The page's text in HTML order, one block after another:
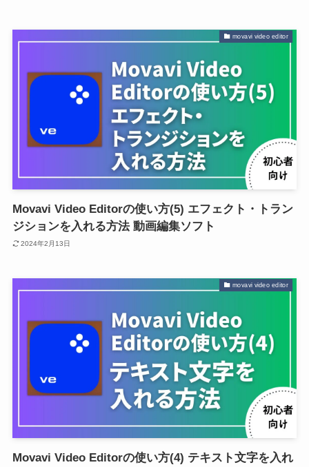
movavi video editor
Movavi Video Editorの使い方(5) エフェクト・トラン
ジションを入れる方法 動画編集ソフト
2024年2月13日
movavi video editor
Movavi Video Editorの使い方(4) テキスト文字を入れ